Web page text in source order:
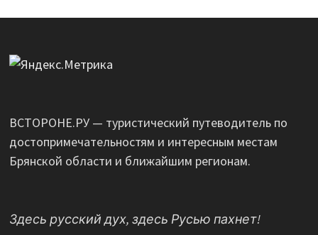
ВСТОРОНЕ.РУ — туристический путеводитель по
достопримечательностям и интересным местам
Брянской области и ближайшим регионам.
Здесь русский дух, здесь Русью пахнет!